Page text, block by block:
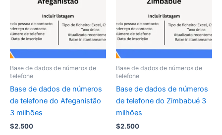
Base de dados de números de
telefone
Base de dados de números
de telefone do Afeganistão
3 milhões
$2.500
Base de dados de números de
telefone
Base de dados de números
de telefone do Zimbabué 3
milhões
$2.500